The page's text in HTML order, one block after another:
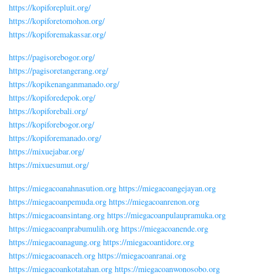
https://kopiforepluit.org/
https://kopiforetomohon.org/
https://kopiforemakassar.org/
https://pagisorebogor.org/
https://pagisoretangerang.org/
https://kopikenanganmanado.org/
https://kopiforedepok.org/
https://kopiforebali.org/
https://kopiforebogor.org/
https://kopiforemanado.org/
https://mixuejabar.org/
https://mixuesumut.org/
https://miegacoanahnasution.org https://miegacoangejayan.org
https://miegacoanpemuda.org https://miegacoanrenon.org
https://miegacoansintang.org https://miegacoanpulaupramuka.org
https://miegacoanprabumulih.org https://miegacoanende.org
https://miegacoanagung.org https://miegacoantidore.org
https://miegacoanaceh.org https://miegacoanranai.org
https://miegacoankotatahan.org https://miegacoanwonosobo.org